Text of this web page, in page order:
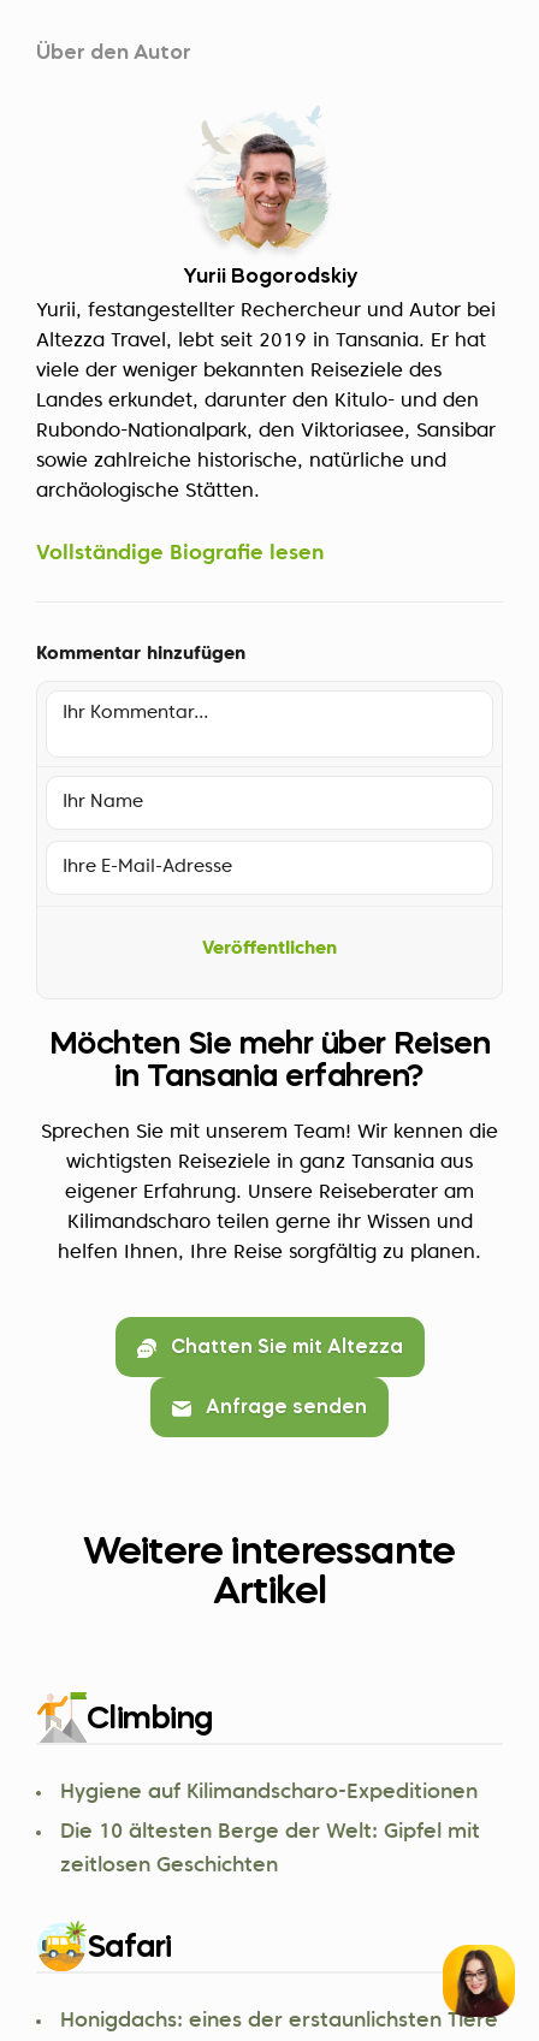
Über den Autor
Yurii Bogorodskiy
Yurii, festangestellter Rechercheur und Autor bei
Altezza Travel, lebt seit 2019 in Tansania. Er hat
viele der weniger bekannten Reiseziele des
Landes erkundet, darunter den Kitulo- und den
Rubondo-Nationalpark, den Viktoriasee, Sansibar
sowie zahlreiche historische, natürliche und
archäologische Stätten.
Vollständige Biografie lesen
Kommentar hinzufügen
Veröffentlichen
Möchten Sie mehr über Reisen
in Tansania erfahren?
Sprechen Sie mit unserem Team! Wir kennen die
wichtigsten Reiseziele in ganz Tansania aus
eigener Erfahrung. Unsere Reiseberater am
Kilimandscharo teilen gerne ihr Wissen und
helfen Ihnen, Ihre Reise sorgfältig zu planen.
Chatten Sie mit Altezza
Anfrage senden
Weitere interessante
Artikel
Climbing
Hygiene auf Kilimandscharo-Expeditionen
Die 10 ältesten Berge der Welt: Gipfel mit
zeitlosen Geschichten
Safari
Honigdachs: eines der erstaunlichsten Tiere